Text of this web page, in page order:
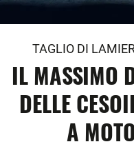
TAGLIO DI
IL MASSIMO
DELLE
A